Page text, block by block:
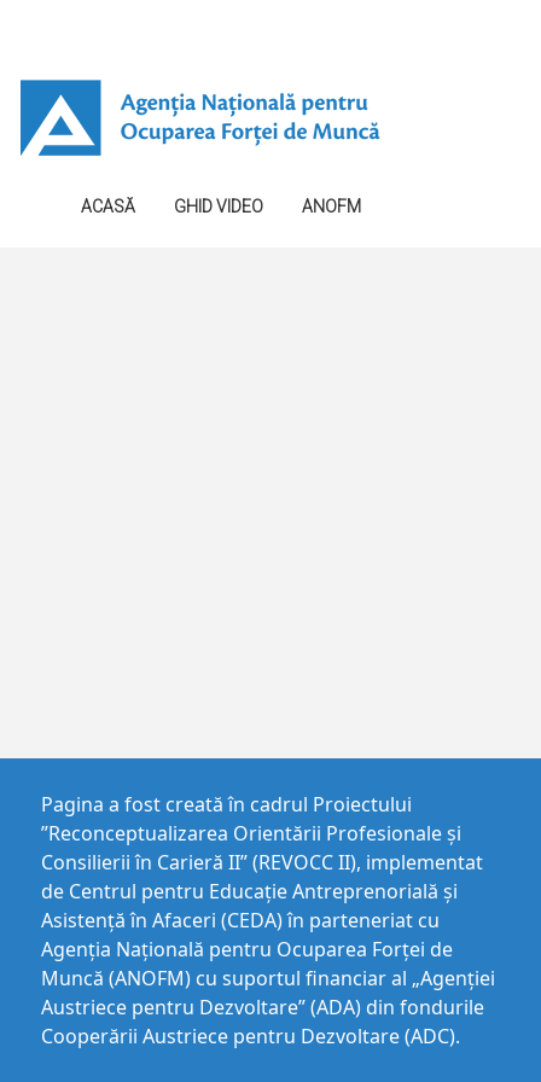
ACASĂ GHID VIDEO ANOFM
Pagina a fost creată în cadrul Proiectului
”Reconceptualizarea Orientării Profesionale și
Consilierii în Carieră II” (REVOCC II), implementat
de Centrul pentru Educaţie Antreprenorială şi
Asistenţă în Afaceri (CEDA) în parteneriat cu
Agenția Națională pentru Ocuparea Forței de
Muncă (ANOFM) cu suportul financiar al „Agenției
Austriece pentru Dezvoltare” (ADA) din fondurile
Cooperării Austriece pentru Dezvoltare (ADC).